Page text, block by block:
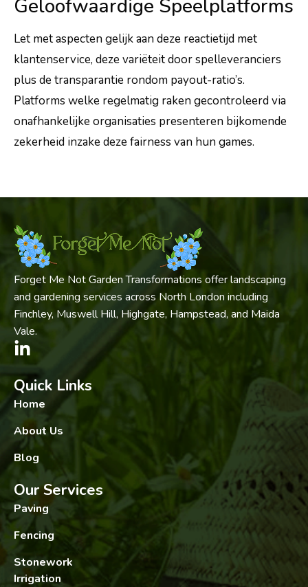
Geloofwaardige Speelplatforms
Let met aspecten gelijk aan deze reactietijd met
klantenservice, deze variëteit door spelleveranciers
plus de transparantie rondom payout-ratio’s.
Platforms welke regelmatig raken gecontroleerd via
onafhankelijke organisaties presenteren bijkomende
zekerheid inzake deze fairness van hun games.
Forget Me Not Garden Transformations offer landscaping
and gardening services across North London including
Finchley, Muswell Hill, Highgate, Hampstead, and Maida
Vale.
Quick Links
Home
About Us
Blog
Our Services
Paving
Fencing
Stonework
Irrigation